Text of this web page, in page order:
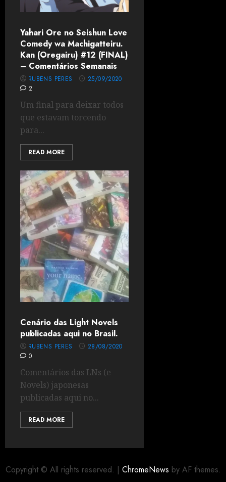
Yahari Ore no Seishun Love
Comedy wa Machigatteiru.
Kan (Oregairu) #12 (FINAL)
– Comentários Semanais
RUBENS PERES
25/09/2020
2
Um final para deixar todos
que estavam torcendo
para...
READ MORE
Cenário das Light Novels
publicadas aqui no Brasil.
RUBENS PERES
28/08/2020
0
Comentários das LNs (e
Novels) japonesas
publicadas aqui no...
READ MORE
Copyright © All rights reserved. | ChromeNews by AF themes.